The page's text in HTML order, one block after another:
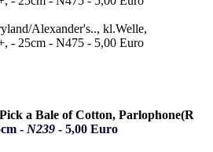
a Bale of Cotton, Parlophone(R
- N239 - 5,00 Euro